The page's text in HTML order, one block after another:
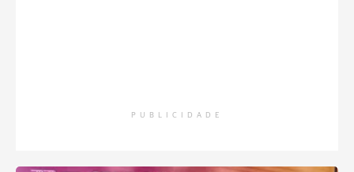
PUBLICIDADE